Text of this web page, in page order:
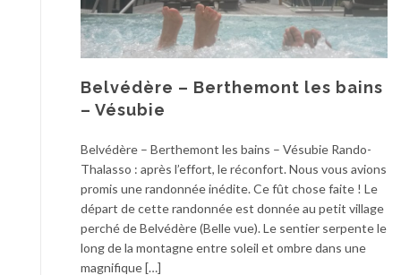
Belvédère – Berthemont les bains
– Vésubie
Belvédère – Berthemont les bains – Vésubie Rando-
Thalasso : après l’effort, le réconfort. Nous vous avions
promis une randonnée inédite. Ce fût chose faite ! Le
départ de cette randonnée est donnée au petit village
perché de Belvédère (Belle vue). Le sentier serpente le
long de la montagne entre soleil et ombre dans une
magnifique […]